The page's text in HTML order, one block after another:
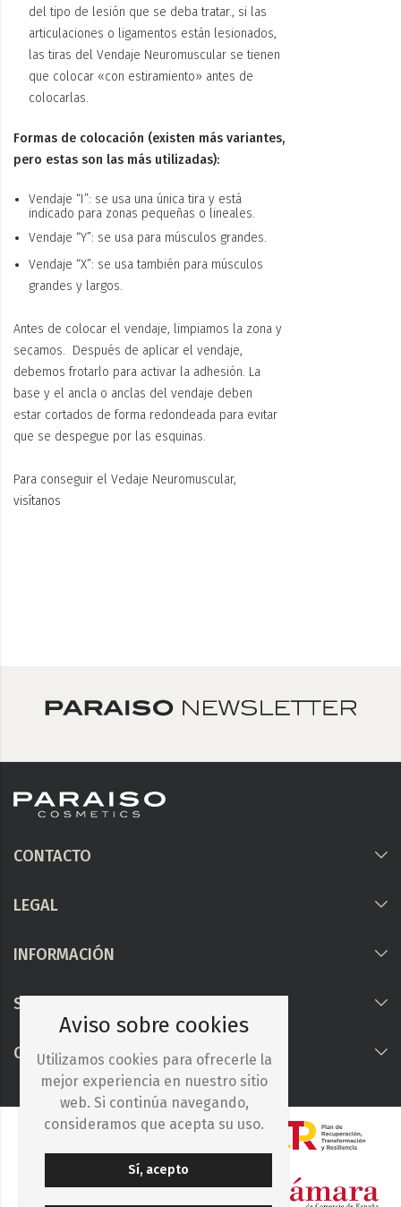
del tipo de lesión que se deba tratar., si las
articulaciones o ligamentos están lesionados,
las tiras del Vendaje Neuromuscular se tienen
que colocar «con estiramiento» antes de
colocarlas.
Formas de colocación (existen más variantes,
pero estas son las más utilizadas):
Vendaje “I”: se usa una única tira y está
indicado para zonas pequeñas o lineales.
Vendaje “Y”: se usa para músculos grandes.
Vendaje “X”: se usa también para músculos
grandes y largos.
Antes de colocar el vendaje, limpiamos la zona y
secamos. Después de aplicar el vendaje,
debemos frotarlo para activar la adhesión. La
base y el ancla o anclas del vendaje deben
estar cortados de forma redondeada para evitar
que se despegue por las esquinas.
Para conseguir el Vedaje Neuromuscular,
visítanos
CONTACTO
LEGAL
INFORMACIÓN
Síguenos
COLABORAMOS CON
Aviso sobre cookies
Utilizamos cookies para ofrecerle la
mejor experiencia en nuestro sitio
web. Si continúa navegando,
consideramos que acepta su uso.
Sí, acepto